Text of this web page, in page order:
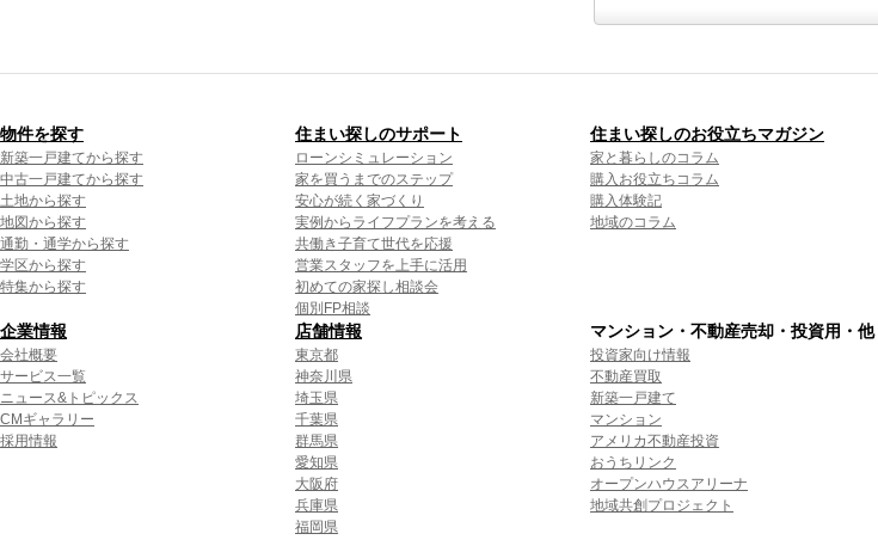
物件を探す
新築一戸建てから探す
中古一戸建てから探す
土地から探す
地図から探す
通勤・通学から探す
学区から探す
特集から探す
住まい探しのサポート
ローンシミュレーション
家を買うまでのステップ
安心が続く家づくり
実例からライフプランを考える
共働き子育て世代を応援
営業スタッフを上手に活用
初めての家探し相談会
個別FP相談
住まい探しのお役立ちマガジン
家と暮らしのコラム
購入お役立ちコラム
購入体験記
地域のコラム
企業情報
会社概要
サービス一覧
ニュース&トピックス
CMギャラリー
採用情報
店舗情報
東京都
神奈川県
埼玉県
千葉県
群馬県
愛知県
大阪府
兵庫県
福岡県
マンション・不動産売却・投資用・他
投資家向け情報
不動産買取
新築一戸建て
マンション
アメリカ不動産投資
おうちリンク
オープンハウスアリーナ
地域共創プロジェクト